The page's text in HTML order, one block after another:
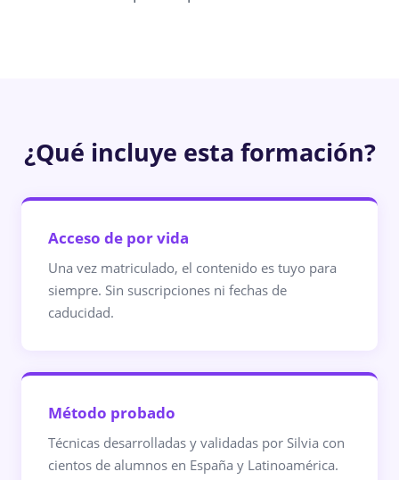
¿Qué incluye esta formación?
Acceso de por vida
Una vez matriculado, el contenido es tuyo para
siempre. Sin suscripciones ni fechas de
caducidad.
Método probado
Técnicas desarrolladas y validadas por Silvia con
cientos de alumnos en España y Latinoamérica.